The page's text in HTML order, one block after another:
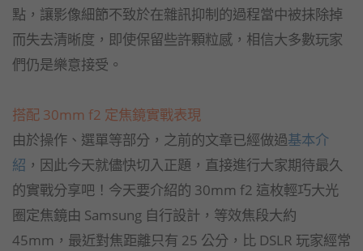
點，讓影像細節不致於在雜訊抑制的過程當中被抹除掉
而失去清晰度，即使保留些許顆粒感，相信大多數玩家
們仍是樂意接受。
搭配 30mm f2 定焦鏡實戰表現
由於操作、選單等部分，之前的文章已經做過基本介
紹 ，因此今天就儘快切入正題，直接進行大家期待最久
的實戰分享吧！今天要介紹的 30mm f2 這枚輕巧大光
圈定焦鏡由 Samsung 自行設計，等效焦段大約
45mm，最近對焦距離只有 25 公分，比 DSLR 玩家經常